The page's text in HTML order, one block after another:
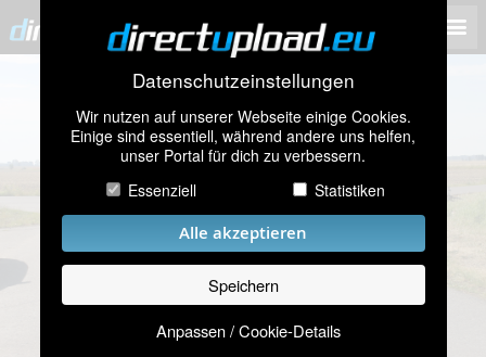
Datenschutzeinstellungen
Wir nutzen auf unserer Webseite einige Cookies.
Einige sind essentiell, während andere uns helfen,
unser Portal für dich zu verbessern.
Essenziell
Statistiken
Alle akzeptieren
Speichern
Anpassen / Cookie-Details